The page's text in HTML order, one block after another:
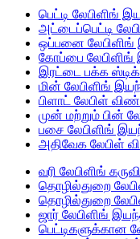
பெட்டி லேபிளிங்
அட்டைப்பெட்டி
ஒப்பனை லேபிளிங்
கோப்பை லேபிளிங்
இரட்டை பக்க
மின் லேபிளிங்
பிளாட் லேபிள்
முன் மற்றும் பின்
பசை லேபிளிங்
அதிவேக லேபிள்
வரி லேபிளிங்
தொழில்துறை
தொழில்துறை
ஜார் லேபிளிங்
பெட்டிகளுக்கான